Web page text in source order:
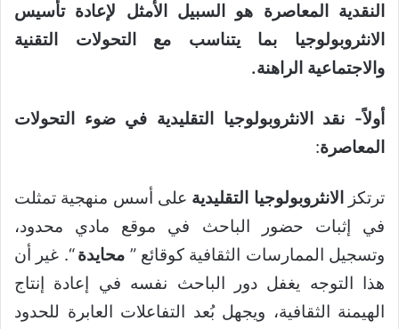
النقدية المعاصرة هو السبيل الأمثل لإعادة تأسيس
الانثروبولوجيا بما يتناسب مع التحولات التقنية
والاجتماعية الراهنة.
أولاً- نقد الانثروبولوجيا التقليدية في ضوء التحولات
المعاصرة:
ترتكز الانثروبولوجيا التقليدية على أسس منهجية تمثلت
في إثبات حضور الباحث في موقع مادي محدود،
وتسجيل الممارسات الثقافية كوقائع ” محايدة“. غير أن
هذا التوجه يغفل دور الباحث نفسه في إعادة إنتاج
الهيمنة الثقافية، ويجهل بُعد التفاعلات العابرة للحدود